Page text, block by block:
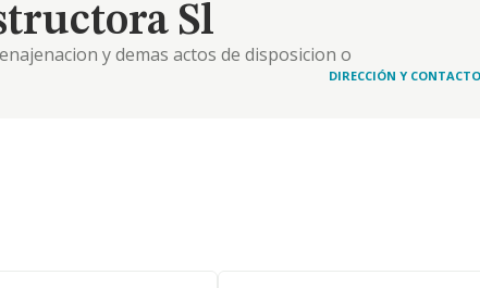
Sl
y demas actos de disposicion o
y concesiones administrativas, construccion y
DIRECCIÓN Y CONTACTO